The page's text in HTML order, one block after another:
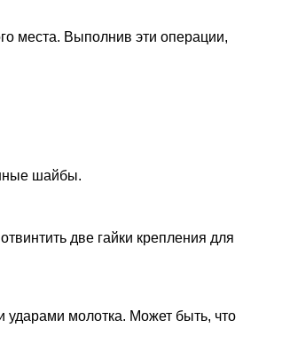
места. Выполнив эти операции,
шайбы.
две гайки крепления для
ударами молотка. Может быть, что